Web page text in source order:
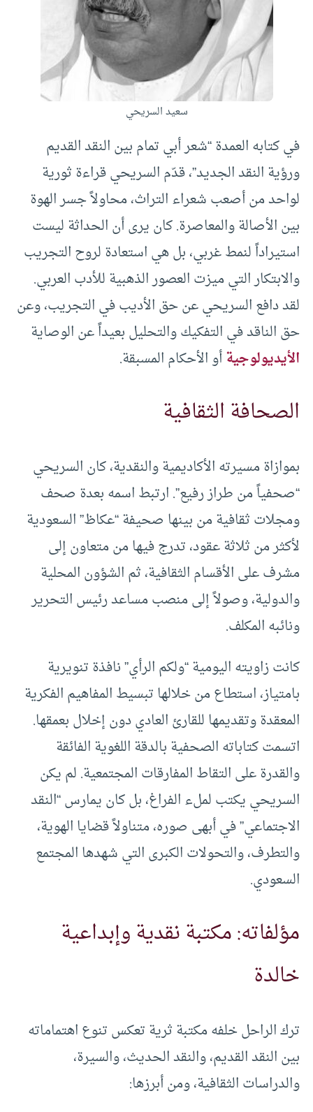
سعيد السريحي
في كتابه العمدة “شعر أبي تمام بين النقد القديم
ورؤية النقد الجديد”، قدّم السريحي قراءة ثورية
لواحد من أصعب شعراء التراث، محاولاً جسر الهوة
بين الأصالة والمعاصرة. كان يرى أن الحداثة ليست
استيراداً لنمط غربي، بل هي استعادة لروح التجريب
والابتكار التي ميزت العصور الذهبية للأدب العربي.
لقد دافع السريحي عن حق الأديب في التجريب، وعن
حق الناقد في التفكيك والتحليل بعيداً عن الوصاية
الأيديولوجيةأو الأحكام المسبقة.
الصحافة الثقافية
بموازاة مسيرته الأكاديمية والنقدية، كان السريحي
“صحفياً من طراز رفيع”. ارتبط اسمه بعدة صحف
ومجلات ثقافية من بينها صحيفة “عكاظ” السعودية
لأكثر من ثلاثة عقود، تدرج فيها من متعاون إلى
مشرف على الأقسام الثقافية، ثم الشؤون المحلية
والدولية، وصولاً إلى منصب مساعد رئيس التحرير
ونائبه المكلف.
كانت زاويته اليومية “ولكم الرأي” نافذة تنويرية
بامتياز، استطاع من خلالها تبسيط المفاهيم الفكرية
المعقدة وتقديمها للقارئ العادي دون إخلال بعمقها.
اتسمت كتاباته الصحفية بالدقة اللغوية الفائقة
والقدرة على التقاط المفارقات المجتمعية. لم يكن
السريحي يكتب لملء الفراغ، بل كان يمارس “النقد
الاجتماعي” في أبهى صوره، متناولاً قضايا الهوية،
والتطرف، والتحولات الكبرى التي شهدها المجتمع
السعودي.
مؤلفاته: مكتبة نقدية وإبداعية
خالدة
ترك الراحل خلفه مكتبة ثرية تعكس تنوع اهتماماته
بين النقد القديم، والنقد الحديث، والسيرة،
والدراسات الثقافية، ومن أبرزها: